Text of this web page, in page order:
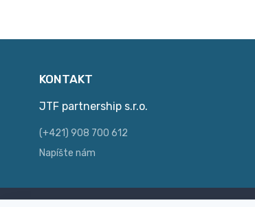
KONTAKT
JTF partnership s.r.o.
(+421) 908 700 612
Napíšte nám